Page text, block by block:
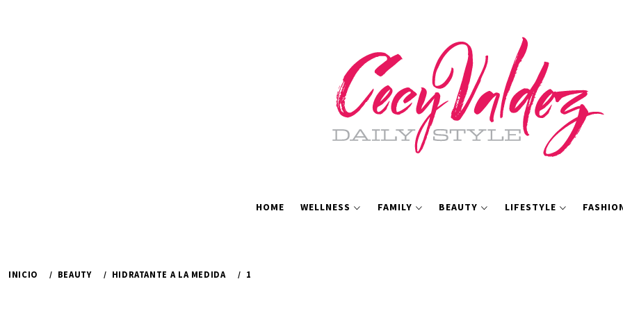
HOME WELLNESS FAMILY BEAUTY LIFESTYLE
INICIO BEAUTY HIDRATANTE A LA MEDIDA 1